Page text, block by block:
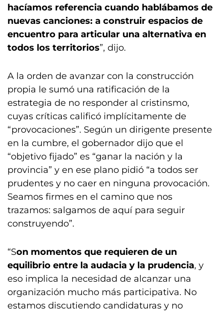
hacíamos referencia cuando hablábamos de
nuevas canciones: a construir espacios de
encuentro para articular una alternativa en
todos los territorios”, dijo.
A la orden de avanzar con la construcción
propia le sumó una ratificación de la
estrategia de no responder al cristinsmo,
cuyas críticas calificó implícitamente de
“provocaciones”. Según un dirigente presente
en la cumbre, el gobernador dijo que el
“objetivo fijado” es “ganar la nación y la
provincia” y en ese plano pidió “a todos ser
prudentes y no caer en ninguna provocación.
Seamos firmes en el camino que nos
trazamos: salgamos de aquí para seguir
construyendo”.
“Son momentos que requieren de un
equilibrio entre la audacia y la prudencia, y
eso implica la necesidad de alcanzar una
organización mucho más participativa. No
estamos discutiendo candidaturas y no